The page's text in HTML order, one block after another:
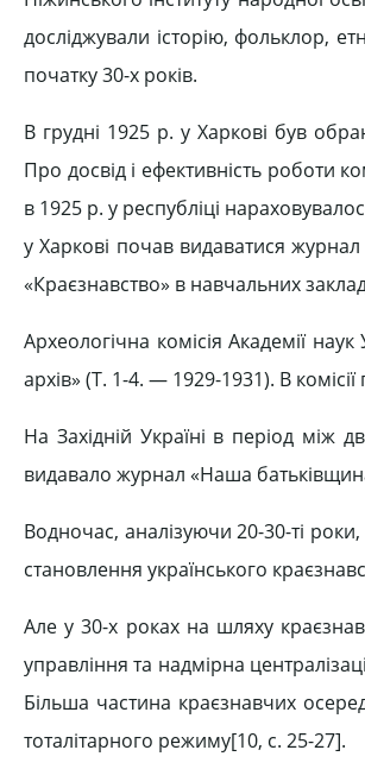
досліджували історію, фольклор,
початку 30-х років.
В грудні 1925 р. у Харкові був
Про досвід і ефективність роботи
в 1925 р. у республіці
у Харкові почав видаватися
«Краєзнавство» в навчальних
Археологічна комісія Академії
архів» (Т. 1-4. — 1929-1931). В
На Західній Україні в період між
видавало журнал «Наша
Водночас, аналізуючи 20-30-ті
становлення українського
Але у 30-х роках на шляху
управління та надмірна
Більша частина краєзнавчих
тоталітарного режиму[10, c. 25-27].